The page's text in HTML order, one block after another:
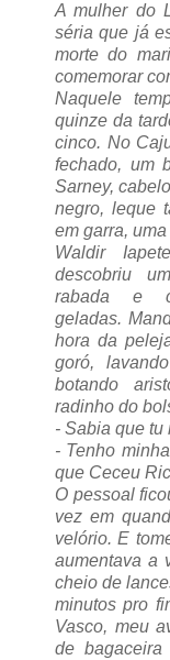
A mulher do
séria que já
morte do
comemorar
Naquele
quinze da
cinco. No
fechado, um
Sarney,
negro, leque
em garra,
Waldir
descobriu
rabada e
geladas.
hora da
goró,
botando
radinho do
- Sabia que tu
- Tenho
que Ceceu
O pessoal
vez em
velório. E
aumentava a
cheio de
minutos pro
Vasco, meu
de